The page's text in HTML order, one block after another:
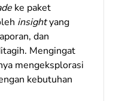
ke paket
insightyang
dan
Mengingat
mengeksplorasi
kebutuhan